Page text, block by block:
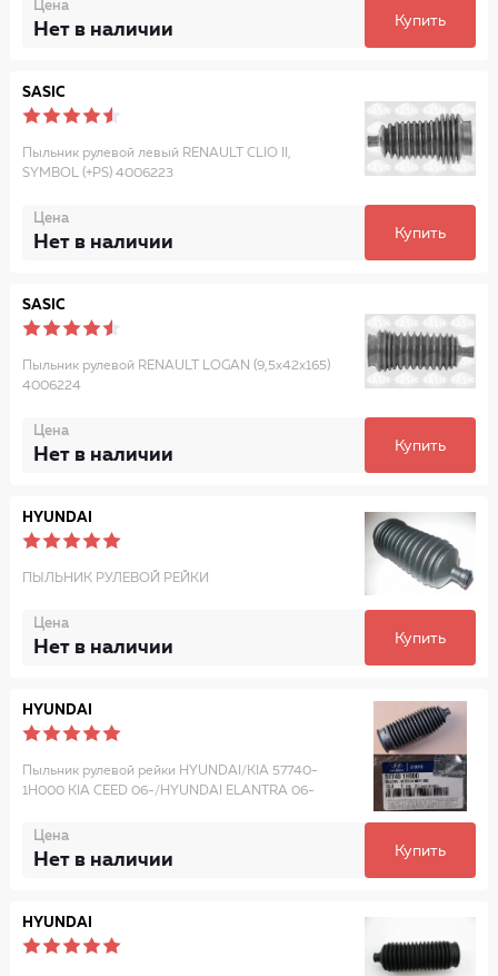
Цена
Нет в наличии Купить
SASIC
Пыльник рулевой левый RENAULT CLIO II,
SYMBOL (+PS) 4006223
Цена
Нет в наличии Купить
SASIC
Пыльник рулевой RENAULT LOGAN (9,5x42x165)
4006224
Цена
Нет в наличии Купить
HYUNDAI
ПЫЛЬНИК РУЛЕВОЙ РЕЙКИ
Цена
Нет в наличии Купить
HYUNDAI
Пыльник рулевой рейки HYUNDAI/KIA 57740-
1H000 KIA CEED 06-/HYUNDAI ELANTRA 06-
Цена
Нет в наличии Купить
HYUNDAI